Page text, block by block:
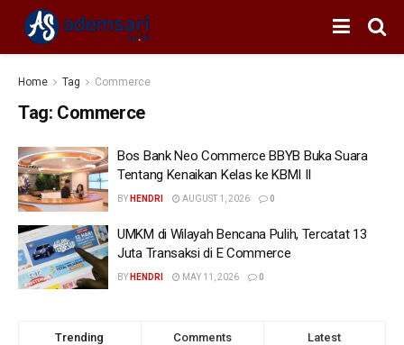
Home Tag Commerce
Tag: Commerce
Bos Bank Neo Commerce BBYB Buka Suara
Tentang Kenaikan Kelas ke KBMI II
BY HENDRI AUGUST 1, 2026 0
UMKM di Wilayah Bencana Pulih, Tercatat 13
Juta Transaksi di E Commerce
BY HENDRI MAY 11, 2026 0
Trending Comments Latest